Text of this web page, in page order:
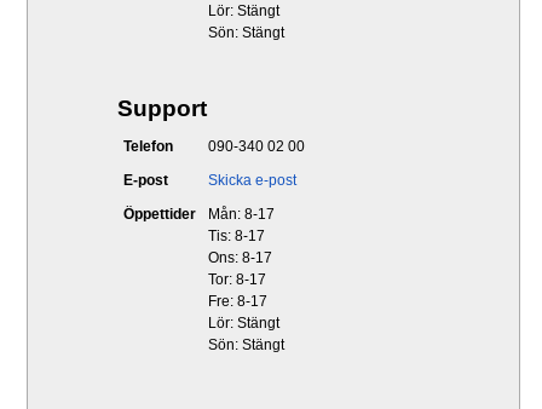
Lör: Stängt
Sön: Stängt
Support
Telefon
090-340 02 00
E-post
Skicka e-post
Öppettider
Mån: 8-17
Tis: 8-17
Ons: 8-17
Tor: 8-17
Fre: 8-17
Lör: Stängt
Sön: Stängt